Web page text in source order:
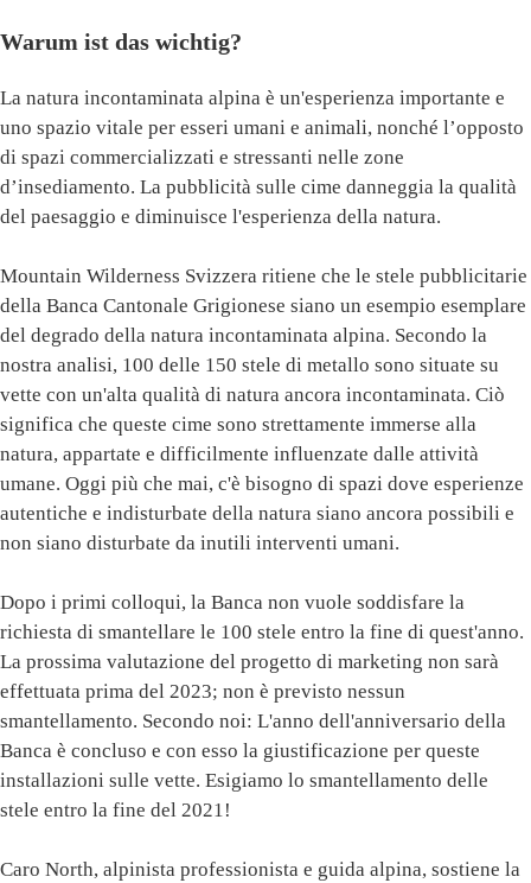
Warum ist das wichtig?
La natura incontaminata alpina è un'esperienza importante e
uno spazio vitale per esseri umani e animali, nonché l’opposto
di spazi commercializzati e stressanti nelle zone
d’insediamento. La pubblicità sulle cime danneggia la qualità
del paesaggio e diminuisce l'esperienza della natura.
Mountain Wilderness Svizzera ritiene che le stele pubblicitarie
della Banca Cantonale Grigionese siano un esempio esemplare
del degrado della natura incontaminata alpina. Secondo la
nostra analisi, 100 delle 150 stele di metallo sono situate su
vette con un'alta qualità di natura ancora incontaminata. Ciò
significa che queste cime sono strettamente immerse alla
natura, appartate e difficilmente influenzate dalle attività
umane. Oggi più che mai, c'è bisogno di spazi dove esperienze
autentiche e indisturbate della natura siano ancora possibili e
non siano disturbate da inutili interventi umani.
Dopo i primi colloqui, la Banca non vuole soddisfare la
richiesta di smantellare le 100 stele entro la fine di quest'anno.
La prossima valutazione del progetto di marketing non sarà
effettuata prima del 2023; non è previsto nessun
smantellamento. Secondo noi: L'anno dell'anniversario della
Banca è concluso e con esso la giustificazione per queste
installazioni sulle vette. Esigiamo lo smantellamento delle
stele entro la fine del 2021!
Caro North, alpinista professionista e guida alpina, sostiene la